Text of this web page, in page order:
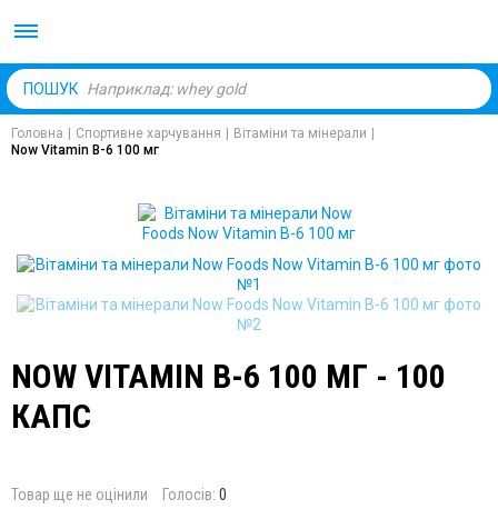
ПОШУК
Головна Спортивне харчування Вітаміни та мінерали
Now Vitamin B-6 100 мг
NOW VITAMIN B-6 100 МГ - 100
КАПС
Товар ще не оцінили Голосів: 0